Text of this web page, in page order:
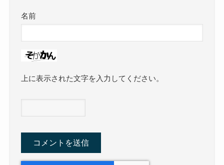
名前
上に表示された文字を入力してください。